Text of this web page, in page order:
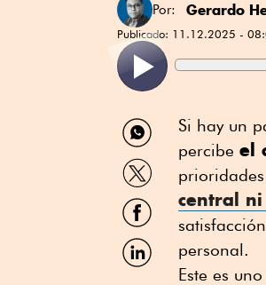
Por: Gerardo
Publicado: 11.12.2025 -
Compartir
por
WhatsApp
Compartir
por
Twitter
Compartir
por
Facebook
Compartir
por
Si hay un
percibe el
central
personal.
Este es